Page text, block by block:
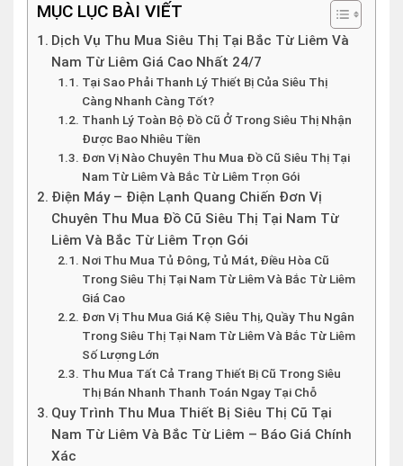
MỤC LỤC BÀI VIẾT
Dịch Vụ Thu Mua Siêu Thị Tại Bắc Từ Liêm Và
Nam Từ Liêm Giá Cao Nhất 24/7
Tại Sao Phải Thanh Lý Thiết Bị Của Siêu Thị
Càng Nhanh Càng Tốt?
Thanh Lý Toàn Bộ Đồ Cũ Ở Trong Siêu Thị Nhận
Được Bao Nhiêu Tiền
Đơn Vị Nào Chuyên Thu Mua Đồ Cũ Siêu Thị Tại
Nam Từ Liêm Và Bắc Từ Liêm Trọn Gói
Điện Máy – Điện Lạnh Quang Chiến Đơn Vị
Chuyên Thu Mua Đồ Cũ Siêu Thị Tại Nam Từ
Liêm Và Bắc Từ Liêm Trọn Gói
Nơi Thu Mua Tủ Đông, Tủ Mát, Điều Hòa Cũ
Trong Siêu Thị Tại Nam Từ Liêm Và Bắc Từ Liêm
Giá Cao
Đơn Vị Thu Mua Giá Kệ Siêu Thị, Quầy Thu Ngân
Trong Siêu Thị Tại Nam Từ Liêm Và Bắc Từ Liêm
Số Lượng Lớn
Thu Mua Tất Cả Trang Thiết Bị Cũ Trong Siêu
Thị Bán Nhanh Thanh Toán Ngay Tại Chỗ
Quy Trình Thu Mua Thiết Bị Siêu Thị Cũ Tại
Nam Từ Liêm Và Bắc Từ Liêm – Báo Giá Chính
Xác